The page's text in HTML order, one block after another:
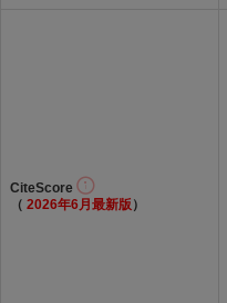
CiteScore
（ 2026年6月最新版 ）